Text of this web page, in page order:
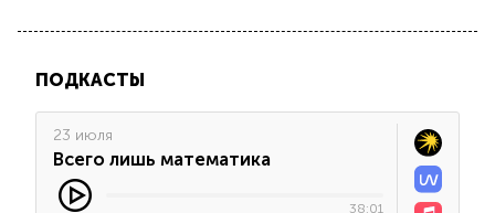
ПОДКАСТЫ
23 июля
Всего лишь математика
38:01